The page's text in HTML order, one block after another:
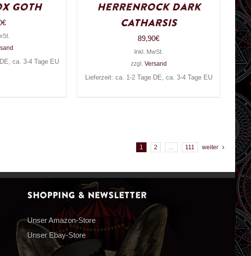
Goth
€
ca. 3-4 Tage EU
Herrenrock Dark
Catharsis
89,90€
Inkl. MwSt.
zzgl. Versand
Lieferzeit: ca. 1-2 Tage DE, ca. 3-4 Tage EU
1 2 … 111 weiter
Shopping & Newsletter
Unser Amazon-Store
Unser Ebay-Store